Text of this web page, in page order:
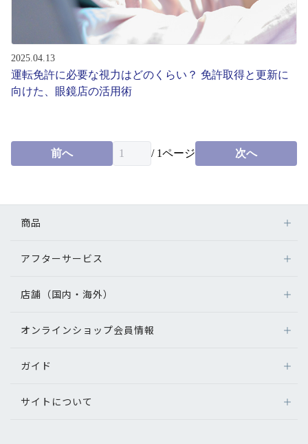
2025.04.13
運転免許に必要な視力はどのくらい？ 免許取得と更新に
向けた、眼鏡店の活用術
前へ / 1ページ 次へ
商品
メガネ
サングラス
補聴器
グッズ・小物
アフターサービス
アフターサービス
メガネの不具合、修理について
補聴器に関するアフターサービス
店舗（国内・海外）
店舗検索
オンラインショップ会員情報
ログイン
ガイド
オンラインショップご利用ガイド
サイトについて